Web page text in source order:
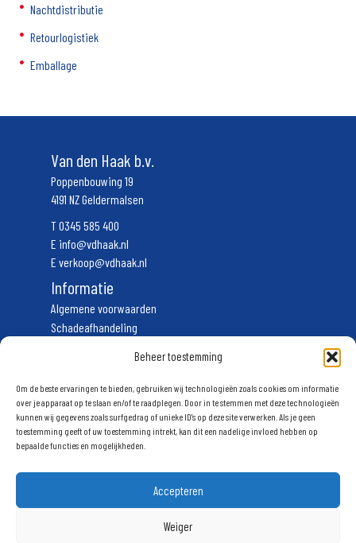
Beheer toestemming
Om de beste ervaringen te bieden, gebruiken wij technologieën zoals cookies om informatie
over je apparaat op te slaan en/of te raadplegen. Door in te stemmen met deze technologieën
kunnen wij gegevens zoals surfgedrag of unieke ID's op deze site verwerken. Als je geen
toestemming geeft of uw toestemming intrekt, kan dit een nadelige invloed hebben op
bepaalde functies en mogelijkheden.
Accepteren
Weiger
Nachtdistributie
Retourlogistiek
Emballage
Van den Haak b.v.
Poppenbouwing 19
4191 NZ Geldermalsen
T0345 585 400
E info@vdhaak.nl
E verkoop@vdhaak.nl
Informatie
Algemene voorwaarden
Schadeafhandeling
Volg ons
Schrijf u in voor onze nieuwsbrief